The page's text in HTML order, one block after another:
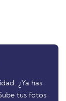
¿Ya has
tus fotos